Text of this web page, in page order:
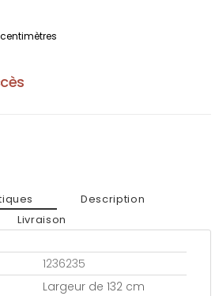
Description
Livraison
1236235
Largeur de 132 cm